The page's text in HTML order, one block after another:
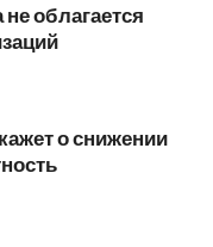
облагается
о снижении